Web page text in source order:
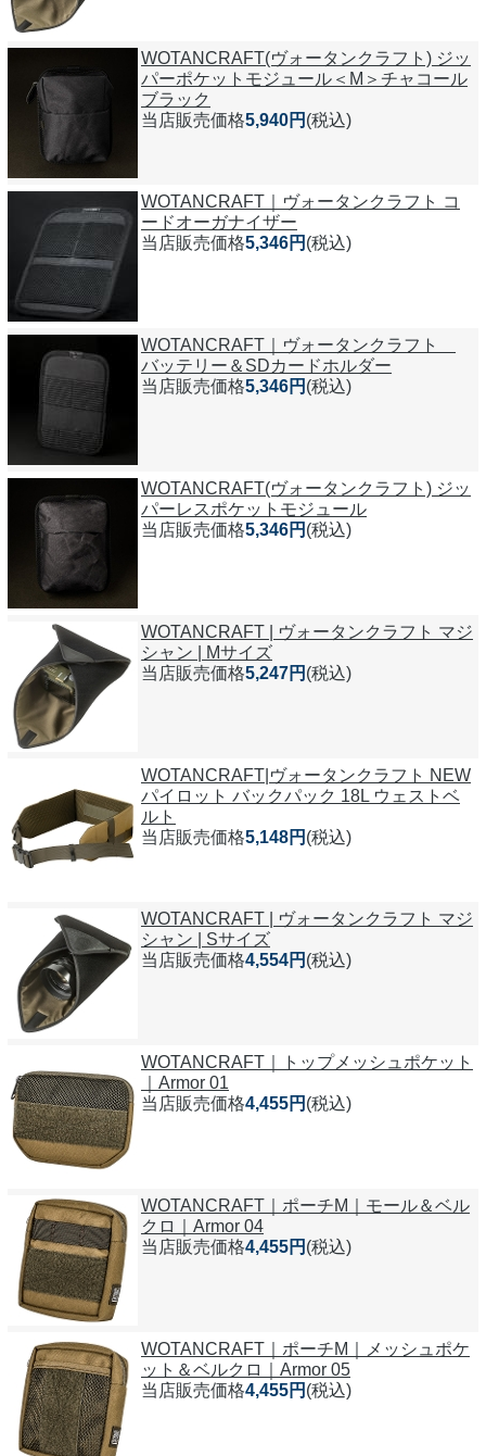
WOTANCRAFT(ヴォータンクラフト) ジッ
パーポケットモジュール＜M＞チャコール
ブラック
当店販売価格5,940円 (税込)
WOTANCRAFT｜ヴォータンクラフト コ
ードオーガナイザー
当店販売価格5,346円 (税込)
WOTANCRAFT｜ヴォータンクラフト
バッテリー＆SDカードホルダー
当店販売価格5,346円 (税込)
WOTANCRAFT(ヴォータンクラフト) ジッ
パーレスポケットモジュール
当店販売価格5,346円 (税込)
WOTANCRAFT | ヴォータンクラフト マジ
シャン | Mサイズ
当店販売価格5,247円 (税込)
WOTANCRAFT|ヴォータンクラフト NEW
パイロット バックパック 18L ウェストベ
ルト
当店販売価格5,148円 (税込)
WOTANCRAFT | ヴォータンクラフト マジ
シャン | Sサイズ
当店販売価格4,554円 (税込)
WOTANCRAFT｜トップメッシュポケット
｜Armor 01
当店販売価格4,455円 (税込)
WOTANCRAFT｜ポーチM｜モール＆ベル
クロ｜Armor 04
当店販売価格4,455円 (税込)
WOTANCRAFT｜ポーチM｜メッシュポケ
ット＆ベルクロ｜Armor 05
当店販売価格4,455円 (税込)